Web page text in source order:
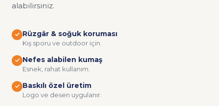
alabilirsiniz.
Rüzgâr & soğuk koruması
Kış sporu ve outdoor için.
Nefes alabilen kumaş
Esnek, rahat kullanım.
Baskılı özel üretim
Logo ve desen uygulanır.